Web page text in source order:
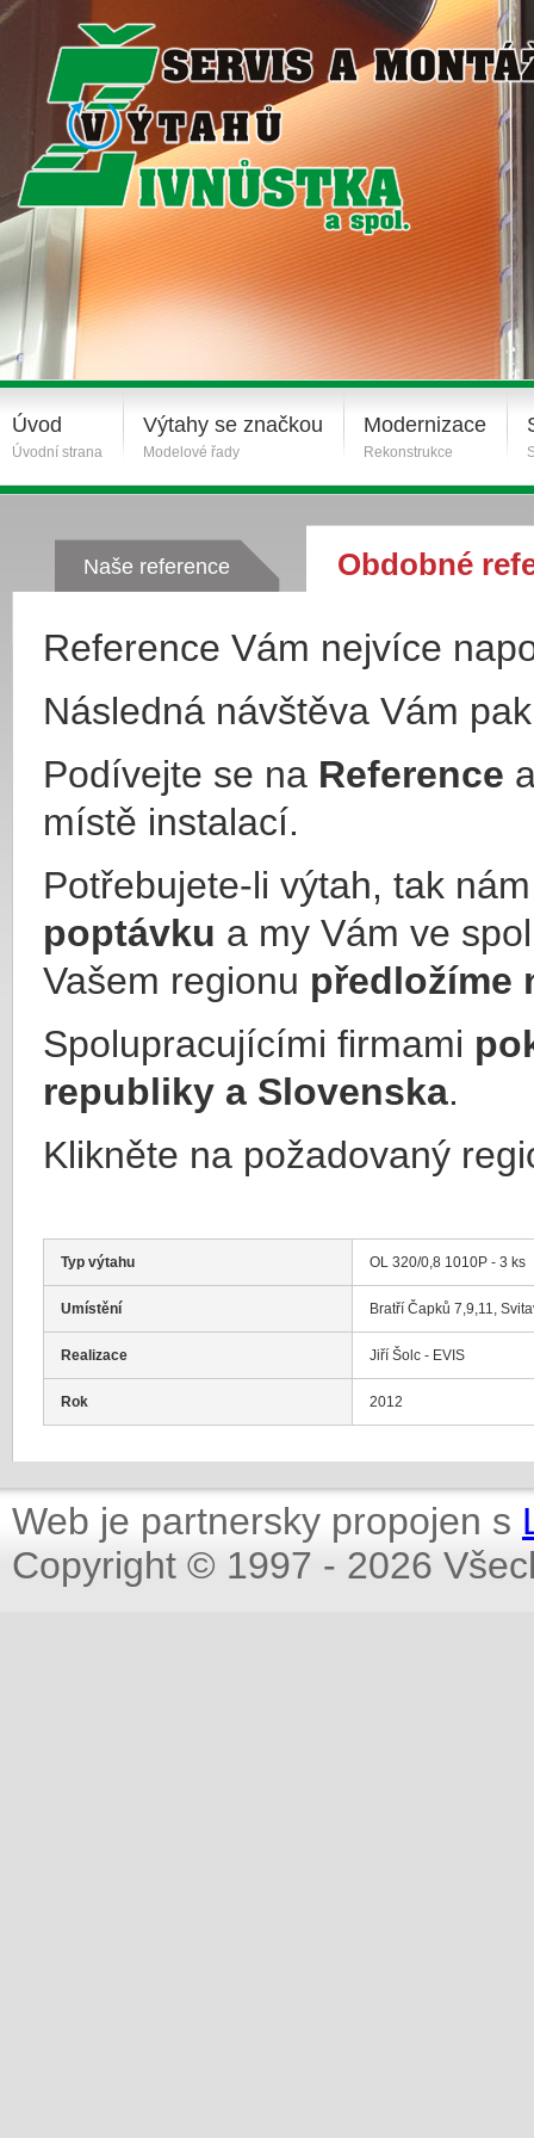
Úvod
Úvodní strana
Výtahy se značkou
Modelové řady
Modernizace
Rekonstrukce
Naše reference Obdobné
Reference Vám nejvíce
Následná návštěva Vám
Podívejte se na Reference
místě instalací.
Potřebujete-li výtah, tak
poptávku a my Vám ve
Vašem regionu předložíme
Spolupracujícími firmami
republiky a Slovenska.
Klikněte na požadovaný
Typ výtahu OL 320/0,8 1010P - 3 ks
Umístění Bratří Čapků 7,9,11,
Realizace Jiří Šolc - EVIS
Rok 2012
Web je partnersky propojen s
Copyright © 1997 - 2026